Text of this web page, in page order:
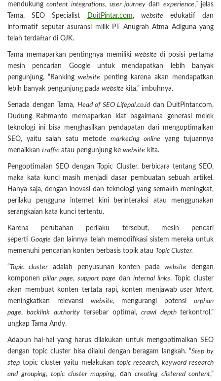
mendukungcontent integrations, user journey dan experience,” jelas
Tama, SEO Specialist
DuitPintar.com, website edukatif dan
informatif seputar asuransi milik PT Anugrah Atma Adiguna yang
telah terdaftar di OJK.
Tama memaparkan pentingnya memiliki website di posisi pertama
mesin pencarian Google untuk mendapatkan lebih banyak
pengunjung, “Rankingwebsite penting karena akan mendapatkan
lebih banyak pengunjung pada website kita,” imbuhnya.
Senada dengan Tama, Head of SEO Lifepal.co.id dan DuitPintar.com,
Dudung Rahmanto memaparkan kiat bagaimana generasi melek
teknologi ini bisa menghasilkan pendapatan dari mengoptimalkan
SEO, yaitu salah satu metode marketing online yang tujuannya
menaikkan traffic atau pengunjung ke website kita.
Pengoptimalan SEO dengan Topic Cluster, berbicara tentang SEO,
maka kata kunci masih menjadi dasar pembuatan sebuah artikel.
Hanya saja, dengan inovasi dan teknologi yang semakin meningkat,
perilaku pengguna internet kini berinteraksi atau menggunakan
serangkaian kata kunci tertentu.
Karena perubahan perilaku tersebut, mesin pencari
seperti Google dan lainnya telah memodifikasi sistem mereka untuk
memenuhi pencarian konten berbasis topik atau Topic Cluster.
“ Topic clusteradalah penyusunan konten pada website dengan
komponenpillar page,support page dan internal links. Topic cluster
akan membuat konten tertata rapi, konten menjawabuser intent,
meningkatkan relevansi website, mengurangi potensiorphan
page,backlink authoritytersebar optimal,crawl depthterkontrol,”
ungkap Tama Andy.
Adapun hal-hal yang harus dilakukan untuk mengoptimalkan SEO
dengan topic cluster bisa dilalui dengan beragam langkah. “Step by
step topic cluster yaitu melakukan topic research,keyword research
and grouping, topic cluster mapping, dan creating clistered content,”